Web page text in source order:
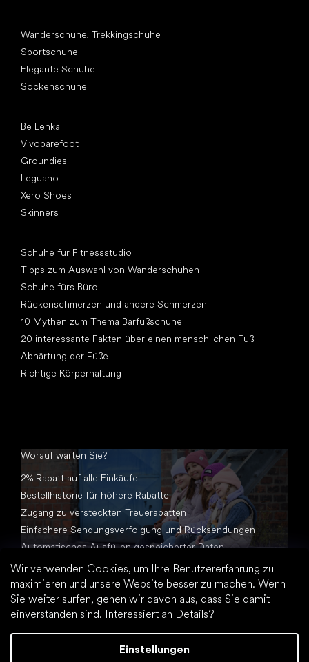
Wir verwenden Cookies, um Ihre Benutzererfahrung zu
maximieren und unsere Website besser zu machen. Wenn
Sie weiter surfen, gehen wir davon aus, dass Sie damit
einverstanden sind. Interessiert an Details?
Einstellungen
Wanderschuhe, Trekkingschuhe
Sportschuhe
Elegante Schuhe
Sockenschuhe
Be Lenka
Vivobarefoot
Groundies
Leguano
Xero Shoes
Skinners
Schuhe für Fitnessstudio
Tipps zum Auswahl von Wanderschuhen
Schuhe fürs Büro
Rückenschmerzen und andere Schmerzen
10 Mythen zum Thema Barfußschuhe
20 interessante Fakten über einen menschlichen Fuß
Abhärtung der Füße
Richtige Körperhaltung
Worauf warten Sie?
2% Rabatt auf alle Einkäufe
Bestellhistorie für höhere Rabatte
Zugang zu versteckten Treuerabatten
Einfachere Sendungsverfolgung und Rücksendungen
Automatisches Ausfüllen gespeicherter Daten
Alle Dokumente an einem Ort
Erstellt von Shoptet Premium